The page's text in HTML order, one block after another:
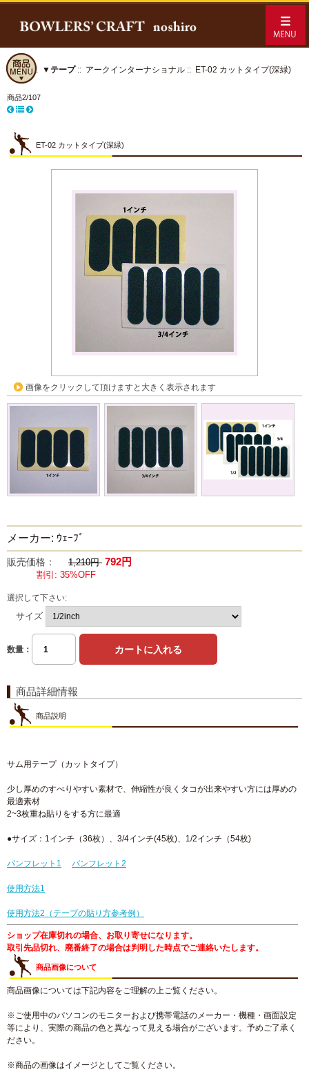
ホーム:: ▼テープ:: アークインターナショナル :: ET-02 カットタイプ(深緑)
商品2/107
ET-02 カットタイプ(深緑)
画像をクリックして頂けますと大きく表示されます
メーカー: ｳｪｰﾌﾞ
販売価格： 1,210円 792円
割引: 35%OFF
選択して下さい:
サイズ
数量：
商品詳細情報
商品説明
サム用テープ（カットタイプ）
少し厚めのすべりやすい素材で、伸縮性が良くタコが出来やすい方には厚めの
最適素材
2~3枚重ね貼りをする方に最適
●サイズ：1インチ（36枚）、3/4インチ(45枚)、1/2インチ（54枚)
パンフレット1 パンフレット2
使用方法1
使用方法2（テープの貼り方参考例）
ショップ在庫切れの場合、お取り寄せになります。
取引先品切れ、廃番終了の場合は判明した時点でご連絡いたします。
商品画像について
商品画像については下記内容をご理解の上ご覧ください。
※ご使用中のパソコンのモニターおよび携帯電話のメーカー・機種・画面設定
等により、実際の商品の色と異なって見える場合がございます。予めご了承く
ださい。
※商品の画像はイメージとしてご覧ください。